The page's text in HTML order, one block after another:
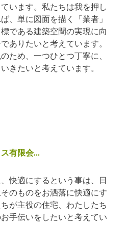
います。私たちは我を押し
、単に図面を描く「業者」
である建築空間の実現に向
ありたいと考えています。
ため、一つひとつ丁寧に、
きたいと考えています。
有限会...
快適にするという事は、日
のものをお洒落に快適にす
が主役の住宅、わたしたち
手伝いをしたいと考えてい